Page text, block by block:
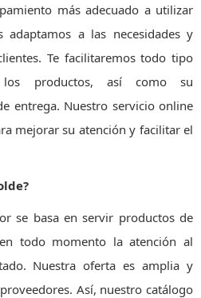
más adecuado a utilizar
a las necesidades y
Te facilitaremos todo tipo
productos, así como su
entrega. Nuestro servicio online
mejorar su atención y facilitar el
se basa en servir productos de
todo momento la atención al
Nuestra oferta es amplia y
Así, nuestro catálogo